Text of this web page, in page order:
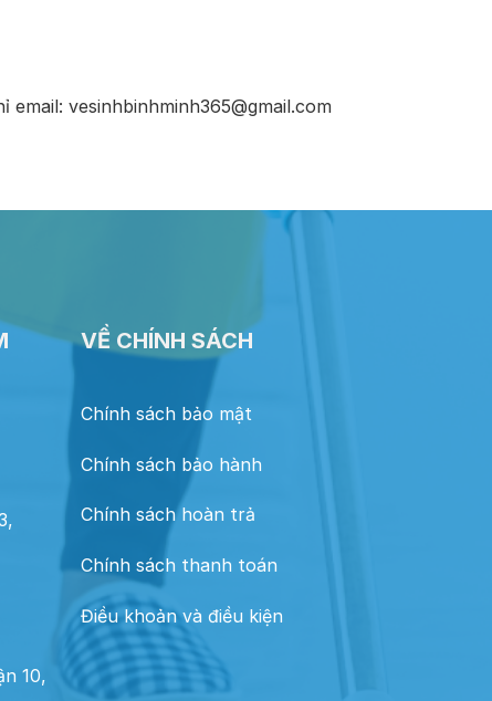
vesinhbinhminh365@gmail.com
10,
VỀ CHÍNH SÁCH
Chính sách bảo mật
Chính sách bảo hành
Chính sách hoàn trả
Chính sách thanh toán
Điều khoản và điều kiện